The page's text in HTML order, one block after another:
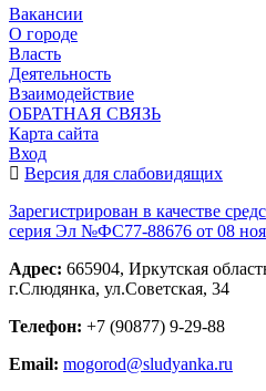
Вакансии
О городе
Власть
Деятельность
Взаимодействие
ОБРАТНАЯ СВЯЗЬ
Карта сайта
Вход
Версия для слабовидящих
Зарегистрирован в качестве
серия Эл №ФС77-88676 от 08
Адрес: 665904, Иркутская
г.Слюдянка, ул.Советская, 34
Телефон: +7 (90877) 9-29-88
Email: mogorod@sludyanka.ru